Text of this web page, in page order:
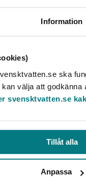
Information
ska
välja att
svensktvatten.se
Tillåt alla
Anpassa
506 002 00